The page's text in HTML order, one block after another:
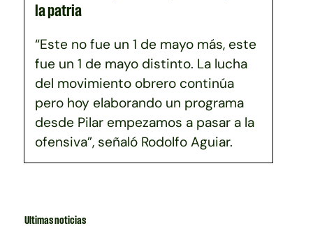
la patria
“Este no fue un 1 de mayo más, este
fue un 1 de mayo distinto. La lucha
del movimiento obrero continúa
pero hoy elaborando un programa
desde Pilar empezamos a pasar a la
ofensiva”, señaló Rodolfo Aguiar.
Ultimas noticias